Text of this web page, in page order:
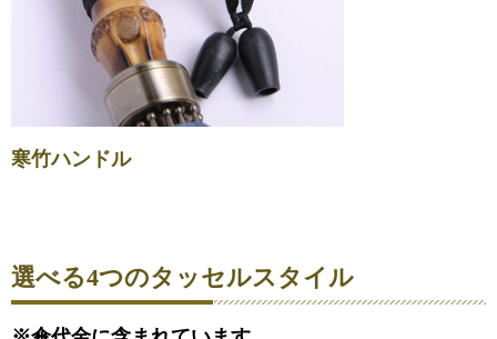
寒竹ハンドル
選べる4つのタッセルスタイル